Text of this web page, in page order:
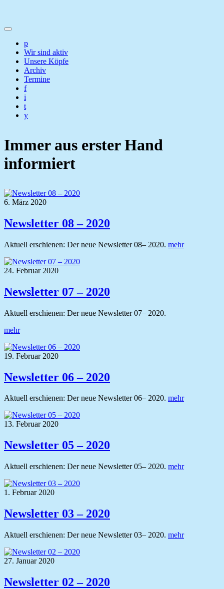
p
Wir sind aktiv
Unsere Köpfe
Archiv
Termine
f
i
t
y
Immer aus erster Hand
informiert
6. März 2020
Newsletter 08 – 2020
Aktuell erschienen: Der neue Newsletter 08– 2020. mehr
24. Februar 2020
Newsletter 07 – 2020
Aktuell erschienen: Der neue Newsletter 07– 2020.
mehr
19. Februar 2020
Newsletter 06 – 2020
Aktuell erschienen: Der neue Newsletter 06– 2020. mehr
13. Februar 2020
Newsletter 05 – 2020
Aktuell erschienen: Der neue Newsletter 05– 2020. mehr
1. Februar 2020
Newsletter 03 – 2020
Aktuell erschienen: Der neue Newsletter 03– 2020. mehr
27. Januar 2020
Newsletter 02 – 2020